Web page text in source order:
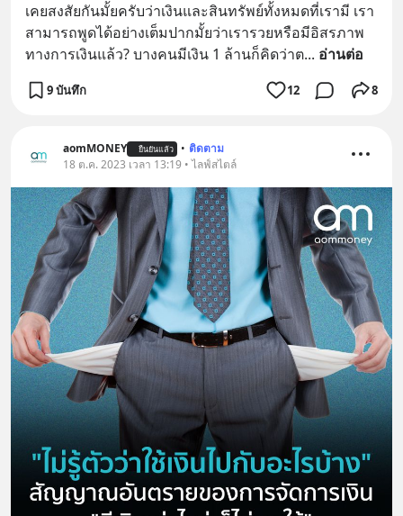
เคยสงสัยกันมั้ยครับว่าเงินและสินทรัพย์ทั้งหมดที่เรามี เรา
สามารถพูดได้อย่างเต็มปากมั้ยว่าเรารวยหรือมีอิสรภาพ
ทางการเงินแล้ว? บางคนมีเงิน 1 ล้านก็คิดว่าต... อ่านต่อ
9 บันทึก 12 8
aomMONEY ยืนยันแล้ว • ติดตาม
18 ต.ค. 2023 เวลา 13:19 • ไลฟ์สไตล์